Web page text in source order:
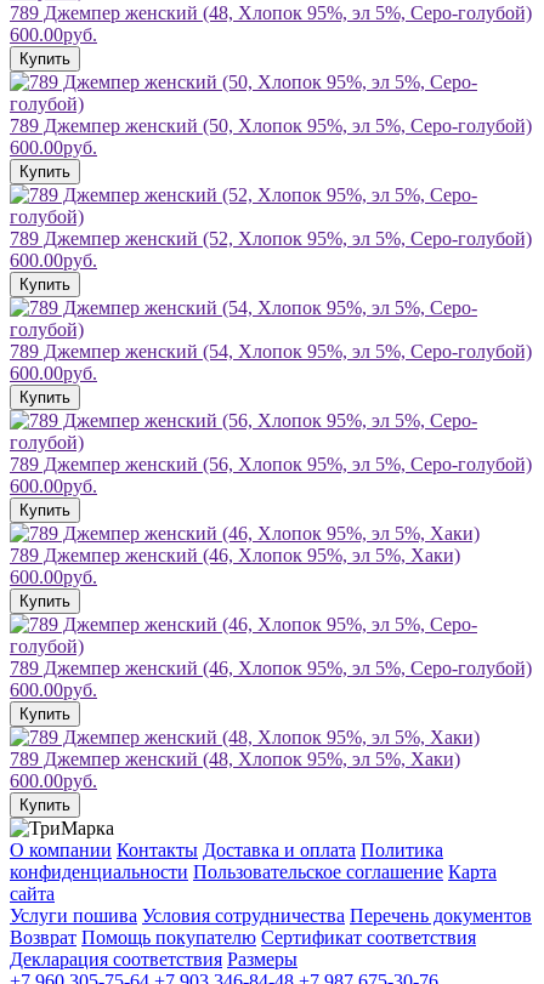
789 Джемпер женский (48, Хлопок 95%, эл 5%, Серо-голубой)
600.00руб.
Купить
789 Джемпер женский (50, Хлопок 95%, эл 5%, Серо-голубой)
600.00руб.
Купить
789 Джемпер женский (52, Хлопок 95%, эл 5%, Серо-голубой)
600.00руб.
Купить
789 Джемпер женский (54, Хлопок 95%, эл 5%, Серо-голубой)
600.00руб.
Купить
789 Джемпер женский (56, Хлопок 95%, эл 5%, Серо-голубой)
600.00руб.
Купить
789 Джемпер женский (46, Хлопок 95%, эл 5%, Хаки)
600.00руб.
Купить
789 Джемпер женский (46, Хлопок 95%, эл 5%, Серо-голубой)
600.00руб.
Купить
789 Джемпер женский (48, Хлопок 95%, эл 5%, Хаки)
600.00руб.
Купить
О компании Контакты Доставка и оплата Политика
конфиденциальности Пользовательское соглашение Карта
сайта
Услуги пошива Условия сотрудничества Перечень документов
Возврат Помощь покупателю Сертификат соответствия
Декларация соответствия Размеры